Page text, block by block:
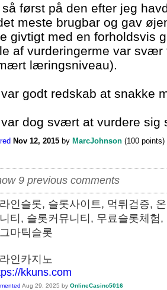
først på den efter jeg
meste brugbar og gav
givtigt med en forholdsvis
af vurderingerme var
læringsniveau).
godt redskab at snakke
dog svært at vurdere sig
Nov 12, 2015 by MarcJohnson (100 points)
9 previous comments
인슬롯, 슬롯사이트, 먹튀검증,
티, 슬롯커뮤니티, 무료슬롯체험
그마틱슬롯
인카지노
kkuns.com
Aug 29, 2025 by OnlineCasino5016